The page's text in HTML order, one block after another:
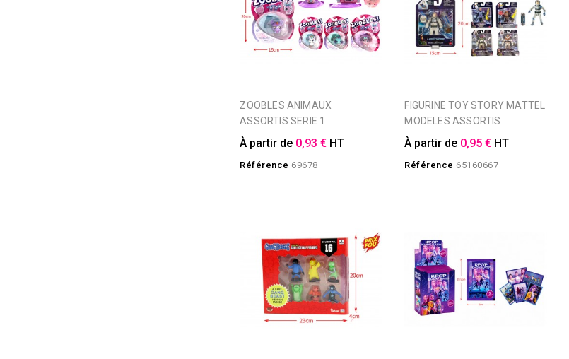
ZOOBLES ANIMAUX
ASSORTIS SERIE 1
À partir de 0,93 € HT
Référence 69678
FIGURINE TOY STORY MATTEL
MODELES ASSORTIS
À partir de 0,95 € HT
Référence 65160667